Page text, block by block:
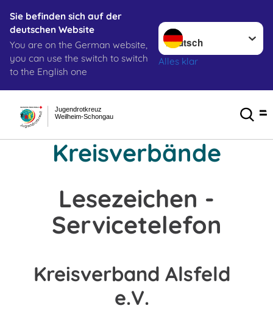
Sie befinden sich auf der
deutschen Website
You are on the German website,
you can use the switch to switch
to the English one
Sprache wechseln zu
Alles klar
Weilheim-Schongau
Jugendrotkreuz
Kreisverbände
Lesezeichen -
Servicetelefon
Kreisverband Alsfeld
e.V.